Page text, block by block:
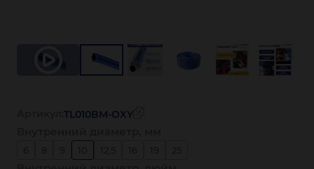
TL010BM-OXY
6 8 16